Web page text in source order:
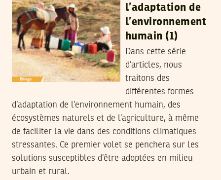
l’adaptation de
l’environnement
humain (1)
Dans cette série
d’articles, nous
traitons des
différentes formes
d’adaptation de l’environnement humain, des
écosystèmes naturels et de l’agriculture, à même
de faciliter la vie dans des conditions climatiques
stressantes. Ce premier volet se penchera sur les
solutions susceptibles d’être adoptées en milieu
urbain et rural.